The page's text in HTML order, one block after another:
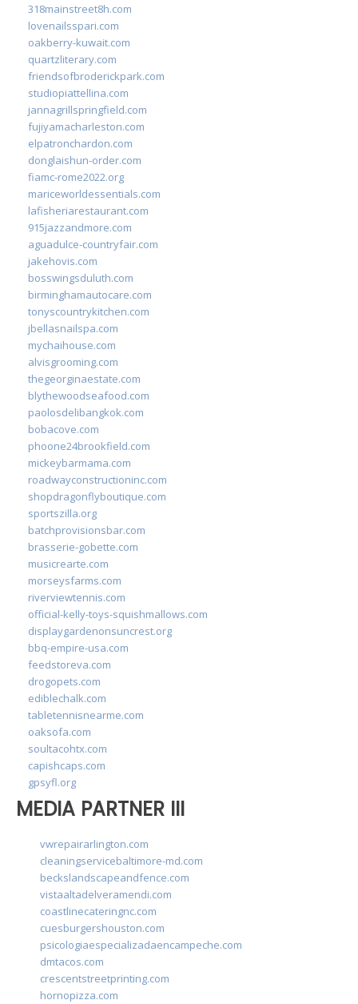
318mainstreet8h.com
lovenailsspari.com
oakberry-kuwait.com
quartzliterary.com
friendsofbroderickpark.com
studiopiattellina.com
jannagrillspringfield.com
fujiyamacharleston.com
elpatronchardon.com
donglaishun-order.com
fiamc-rome2022.org
mariceworldessentials.com
lafisheriarestaurant.com
915jazzandmore.com
aguadulce-countryfair.com
jakehovis.com
bosswingsduluth.com
birminghamautocare.com
tonyscountrykitchen.com
jbellasnailspa.com
mychaihouse.com
alvisgrooming.com
thegeorginaestate.com
blythewoodseafood.com
paolosdelibangkok.com
bobacove.com
phoone24brookfield.com
mickeybarmama.com
roadwayconstructioninc.com
shopdragonflyboutique.com
sportszilla.org
batchprovisionsbar.com
brasserie-gobette.com
musicrearte.com
morseysfarms.com
riverviewtennis.com
official-kelly-toys-squishmallows.com
displaygardenonsuncrest.org
bbq-empire-usa.com
feedstoreva.com
drogopets.com
ediblechalk.com
tabletennisnearme.com
oaksofa.com
soultacohtx.com
capishcaps.com
gpsyfl.org
MEDIA PARTNER III
vwrepairarlington.com
cleaningservicebaltimore-md.com
beckslandscapeandfence.com
vistaaltadelveramendi.com
coastlinecateringnc.com
cuesburgershouston.com
psicologiaespecializadaencampeche.com
dmtacos.com
crescentstreetprinting.com
hornopizza.com